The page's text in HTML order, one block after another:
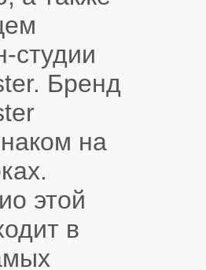
студии
Бренд
на
этой
в